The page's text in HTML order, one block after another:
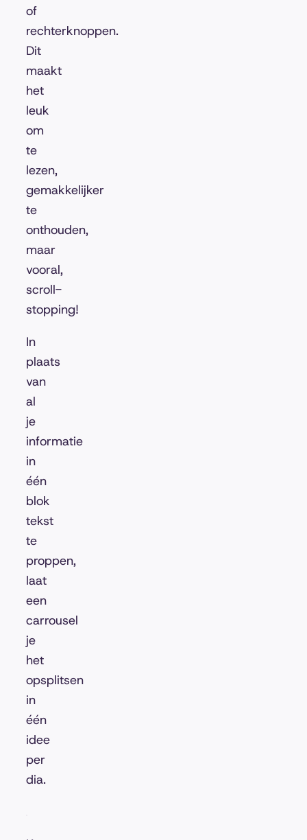
of
rechterknoppen.
Dit
maakt
het
leuk
om
te
lezen,
gemakkelijker
te
onthouden,
maar
vooral,
scroll-
stopping!
In
plaats
van
al
je
informatie
in
één
blok
tekst
te
proppen,
laat
een
carrousel
je
het
opsplitsen
in
één
idee
per
dia.